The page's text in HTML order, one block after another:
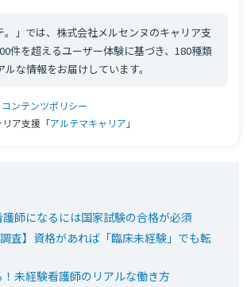
。」では、株式会社メルセンヌのキャリア支
件を超えるユーザー体験に基づき、180種類
な情報をお届けしています。
ンテンツポリシー
リア支援「アルテマキャリア 」
護師になるには国家試験の合格が必須
調査】資格があれば「臨床未経験」でも転
未経験看護師のリアルな働き方